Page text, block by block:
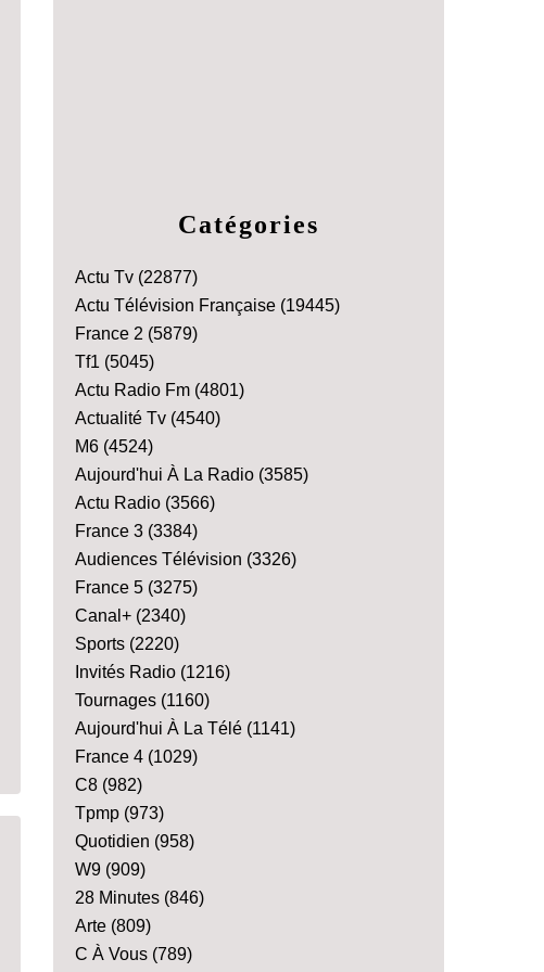
Catégories
Actu Tv (22877)
Actu Télévision Française (19445)
France 2 (5879)
Tf1 (5045)
Actu Radio Fm (4801)
Actualité Tv (4540)
M6 (4524)
Aujourd'hui À La Radio (3585)
Actu Radio (3566)
France 3 (3384)
Audiences Télévision (3326)
France 5 (3275)
Canal+ (2340)
Sports (2220)
Invités Radio (1216)
Tournages (1160)
Aujourd'hui À La Télé (1141)
France 4 (1029)
C8 (982)
Tpmp (973)
Quotidien (958)
W9 (909)
28 Minutes (846)
Arte (809)
C À Vous (789)